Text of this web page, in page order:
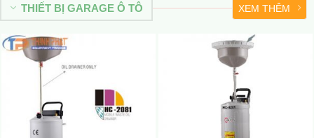
THIẾT BỊ GARAGE Ô TÔ XEM THÊM